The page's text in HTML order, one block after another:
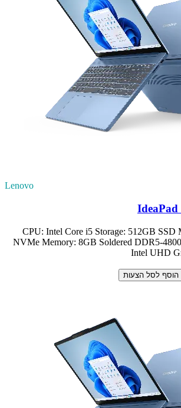
Lenovo
CPU: Intel Core i5 Storage: 512GB SSD
NVMe Memory: 8GB Soldered DDR5-
Intel UHD
הוסף לסל הצעות